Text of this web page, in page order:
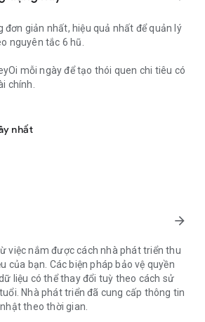
đơn giản nhất, hiệu quả nhất để quản lý
nguyên tắc 6 hũ.
mỗi ngày để tạo thói quen chi tiêu có
chính.
chi tiêu đúng mục đích tránh lãng phí.
nhập vào mỗi hũ theo tỷ lệ đặt trước
tiêu hàng ngày vào từng hũ
bằng đồ thị trực quan
nhất
arrow_forward
việc nắm được cách nhà phát triển thu
của bạn. Các biện pháp bảo vệ quyền
liệu có thể thay đổi tuỳ theo cách sử
Nhà phát triển đã cung cấp thông tin
theo thời gian.